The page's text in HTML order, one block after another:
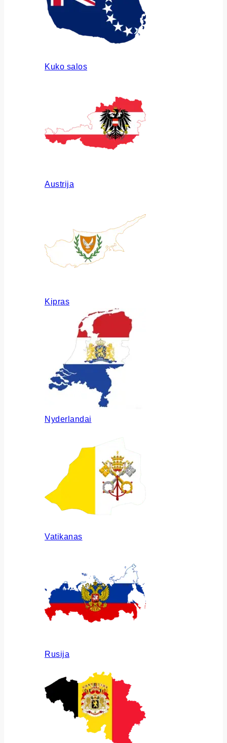
Kuko salos
Austrija
Kipras
Nyderlandai
Vatikanas
Rusija